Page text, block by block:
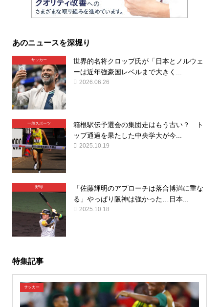
あのニュースを深堀り
サッカー
世界的名将クロップ氏が「日本とノルウェ
ーは近年強豪国レベルまで大きく...
2026.06.26
一般スポーツ
箱根駅伝予選会の集団走はもう古い？ ト
ップ通過を果たした中央学大が今...
2025.10.19
野球
「佐藤輝明のアプローチは落合博満に重な
る」やっぱり阪神は強かった…日本...
2025.10.18
特集記事
サッカー